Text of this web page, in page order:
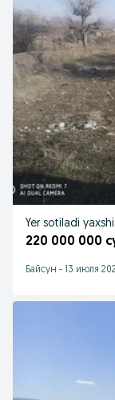
Yer sotiladi yaxshi
220 000 000
Байсун - 13 июля